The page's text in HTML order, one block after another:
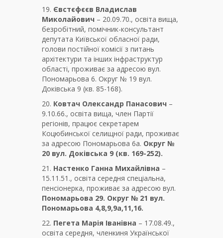
19. Євстєфєєв Владислав
Миколайович – 20.09.70., освіта вища,
безробітний, помічник-консультант
депутата Київської обласної ради,
голови постійної комісії з питань
архітектури та інших інфраструктур
області, проживає за адресою вул.
Пономарьова 6. Округ № 19 вул.
Доківська 9 (кв. 85-168).
20. Ковтач Олександр Панасович –
9.10.66., освіта вища, член Партії
регіонів, працює секретарем
Коцюбинської селищної ради, проживає
за адресою Пономарьова 6а. Округ №
20 вул. Доківська 9 (кв. 169-252).
21. Настенко Ганна Михайлівна –
15.11.51., освіта середня спеціальна,
пенсіонерка, проживає за адресою вул.
Пономарьова 29. Округ № 21 вул.
Пономарьова 4,8,9,9а,11,16.
22. Пегета Марія Іванівна – 17.08.49.,
освіта середня, членкиня Української